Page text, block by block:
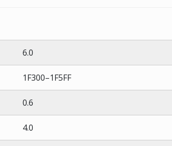
6.0
1F300–1F5FF
0.6
4.0